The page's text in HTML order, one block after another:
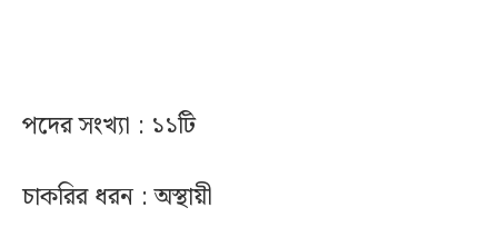
পদের সংখ্যা : ১১টি
চাকরির ধরন : অস্থায়ী